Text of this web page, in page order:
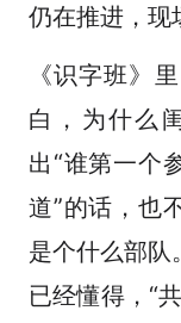
仍在推进，现
《识字班》
白，为什么
出“谁第一个
道”的话，也
是个什么部队
已经懂得，“